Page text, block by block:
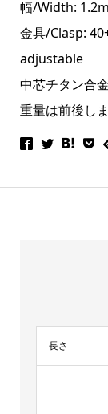
幅/Width:
金具/Clasp:
adjustable
中芯チタン合
重量は前後し
長さ